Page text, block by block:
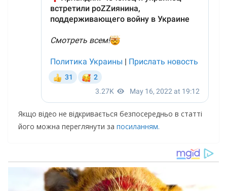
Якщо відео не відкривається безпосередньо в статті
його можна переглянути за посиланням.